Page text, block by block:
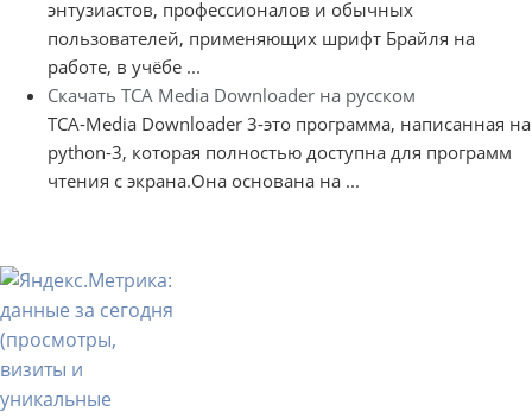
энтузиастов, профессионалов и обычных
пользователей, применяющих шрифт Брайля на
работе, в учёбе ...
Скачать TCA Media Downloader на русском
TCA-Media Downloader 3-это программа, написанная на
python-3, которая полностью доступна для программ
чтения с экрана.Она основана на ...